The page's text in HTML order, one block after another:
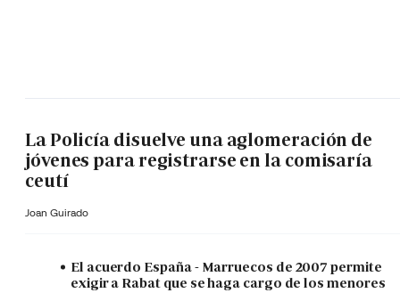
La Policía disuelve una aglomeración de
jóvenes para registrarse en la comisaría
ceutí
Joan Guirado
El acuerdo España - Marruecos de 2007 permite
exigir a Rabat que se haga cargo de los menores